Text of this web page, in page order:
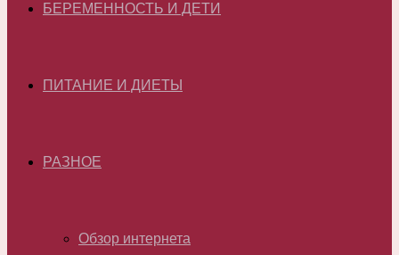
БЕРЕМЕННОСТЬ И ДЕТИ
ПИТАНИЕ И ДИЕТЫ
РАЗНОЕ
Обзор интернета